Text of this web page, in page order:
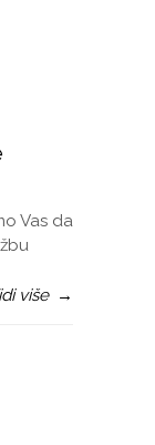
Vas da
više →